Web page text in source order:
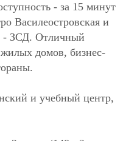
- за 15 минут
Василеостровская и
- ЗСД. Отличный
домов, бизнес-
и учебный центр,